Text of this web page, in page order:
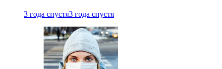
3 года спустя3 года спустя